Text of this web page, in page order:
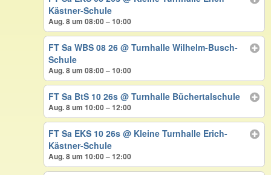
Kästner-Schule
Aug. 8 um 08:00 – 10:00
FT Sa WBS 08 26@ Turnhalle Wilhelm-Busch-
Schule
Aug. 8 um 08:00 – 10:00
FT Sa BtS 10 26s@ Turnhalle Büchertalschule
Aug. 8 um 10:00 – 12:00
FT Sa EKS 10 26s@ Kleine Turnhalle Erich-
Kästner-Schule
Aug. 8 um 10:00 – 12:00